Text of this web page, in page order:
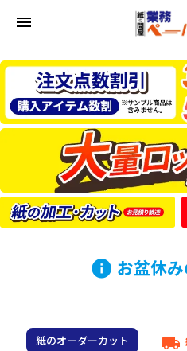
menu
info お盆休
紙のオーダーカット local_shipping